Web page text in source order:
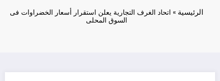
الرئيسية » اتحاد الغرف التجارية يعلن استقرار أسعار الخضراوات فى
السوق المحلى